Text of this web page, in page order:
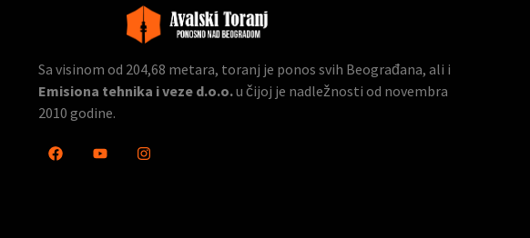
Sa visinom od 204,68 metara, toranj je ponos svih Beograđana, ali i
Emisiona tehnika i veze d.o.o.u čijoj je nadležnosti od novembra
2010 godine.